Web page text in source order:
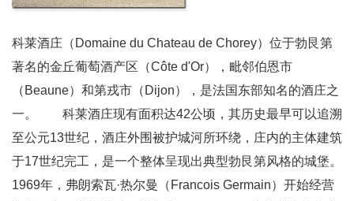
科莱酒庄（Domaine du Chateau de Chorey）位于勃艮第
著名的金丘葡萄酒产区（Côte d'Or），毗邻伯恩市
（Beaune）和第戎市（Dijon），是法国东部知名的酒庄之
一。 科莱酒庄现有面积达42公顷，其历史最早可以追溯
至公元13世纪，酒庄外围被护城河所环绕，庄内的主体建筑
于17世纪完工，是一个整体呈现出典型勃艮第风格的城堡。
1969年，弗朗索瓦·热尔曼（Francois Germain）开始经营